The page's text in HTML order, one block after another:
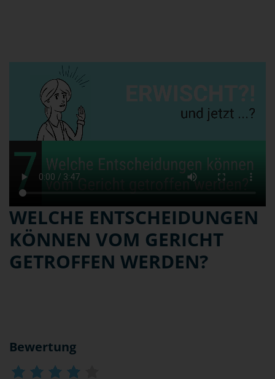
WELCHE ENTSCHEIDUNGEN
KÖNNEN VOM GERICHT
GETROFFEN WERDEN?
Bewertung